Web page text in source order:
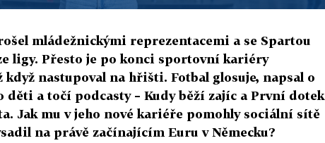
mládežnickými reprezentacemi a se Spartou
ligy. Přesto je po konci sportovní kariéry
nastupoval na hřišti. Fotbal glosuje, napsal o
děti a točí podcasty – Kudy běží zajíc a První dotek
Jak mu v jeho nové kariéře pomohly sociální sítě
na právě začínajícím Euru v Německu?